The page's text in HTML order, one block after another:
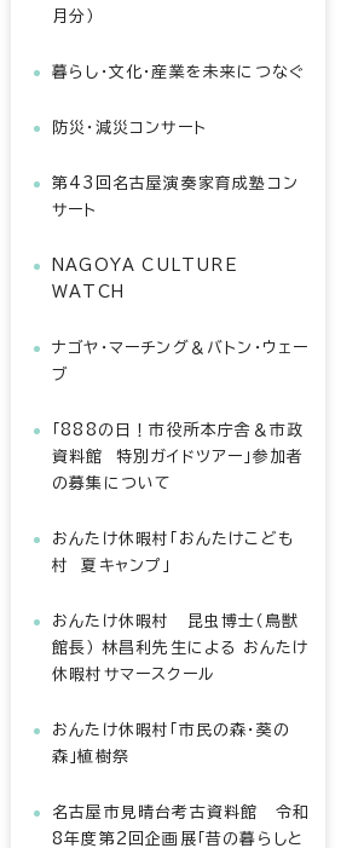
月分）
暮らし・文化・産業を未来につなぐ
防災・減災コンサート
第43回名古屋演奏家育成塾コン
サート
NAGOYA CULTURE
WATCH
ナゴヤ・マーチング＆バトン・ウェー
ブ
「888の日！市役所本庁舎＆市政
資料館 特別ガイドツアー」参加者
の募集について
おんたけ休暇村「おんたけこども
村 夏キャンプ」
おんたけ休暇村 昆虫博士（鳥獣
館長） 林昌利先生による おんたけ
休暇村サマースクール
おんたけ休暇村「市民の森・葵の
森」植樹祭
名古屋市見晴台考古資料館 令和
8年度第2回企画展「昔の暮らしと